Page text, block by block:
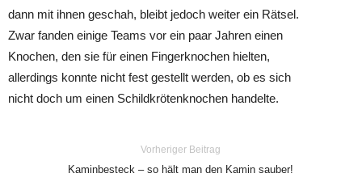
dann mit ihnen geschah, bleibt jedoch weiter ein Rätsel.
Zwar fanden einige Teams vor ein paar Jahren einen
Knochen, den sie für einen Fingerknochen hielten,
allerdings konnte nicht fest gestellt werden, ob es sich
nicht doch um einen Schildkrötenknochen handelte.
Vorheriger Beitrag
Kaminbesteck – so hält man den Kamin sauber!